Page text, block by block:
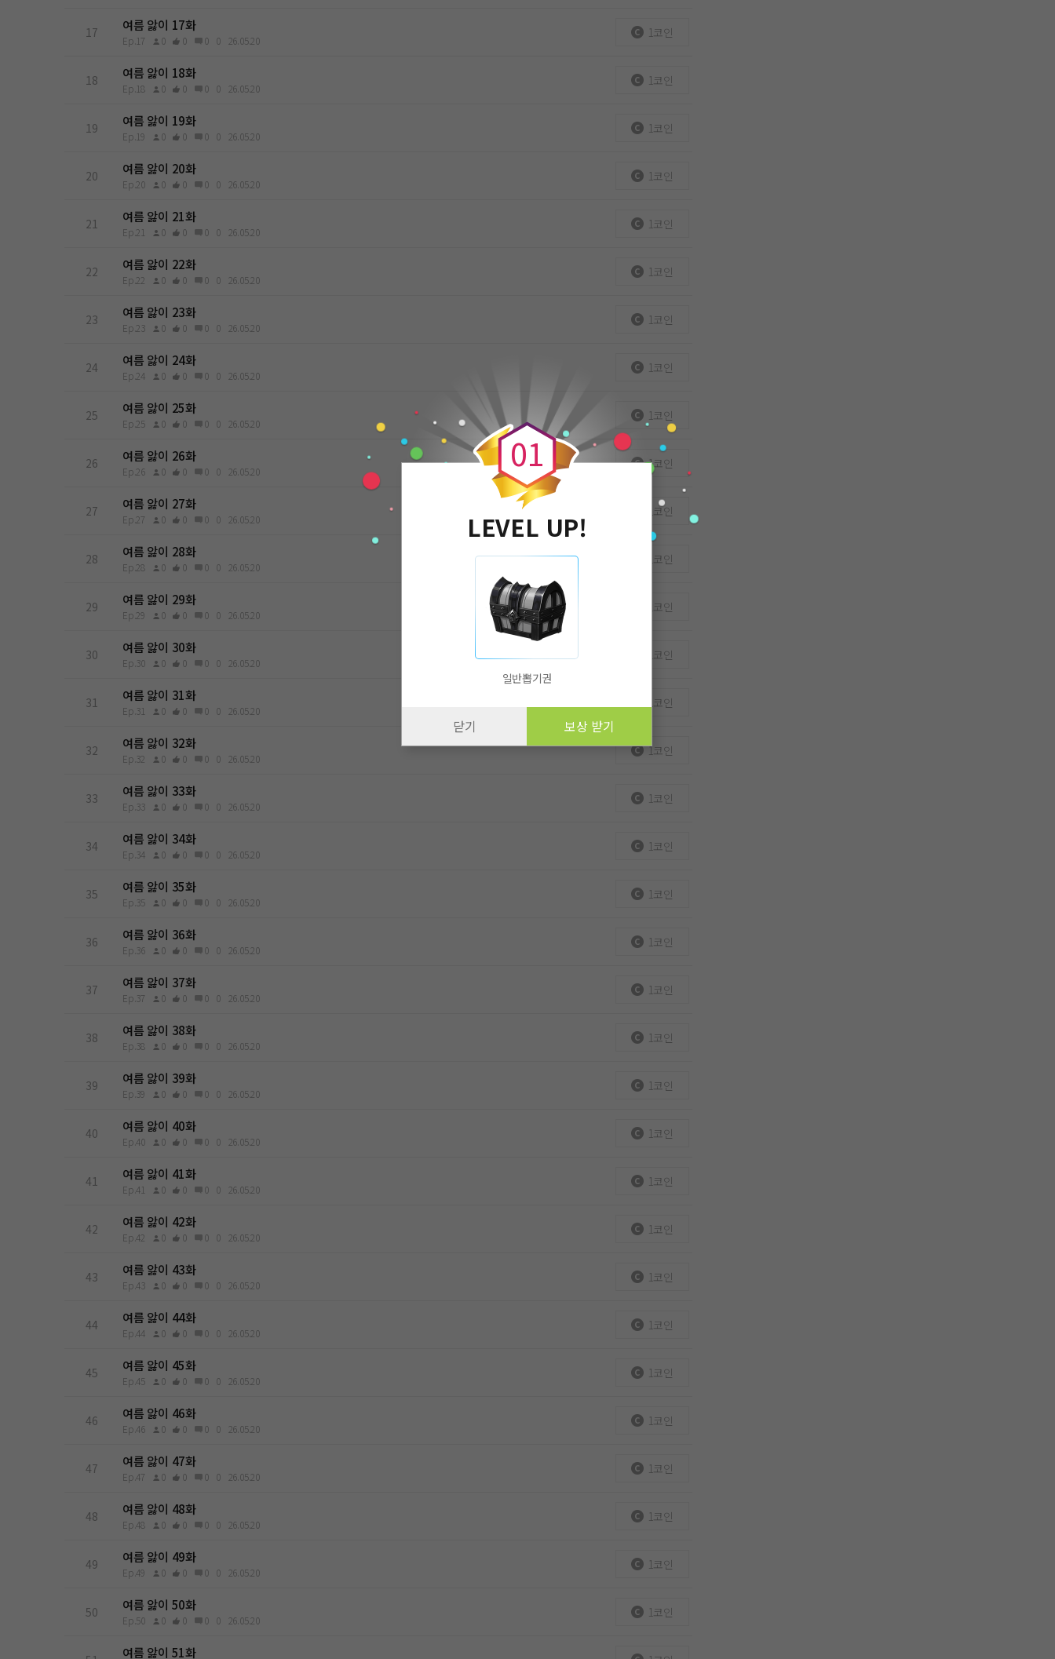
17 여름 앓이 17화
Ep.17 0 0 0 0 26.05.20
1코인
18 여름 앓이 18화
Ep.18 0 0 0 0 26.05.20
1코인
19 여름 앓이 19화
Ep.19 0 0 0 0 26.05.20
1코인
20 여름 앓이 20화
Ep.20 0 0 0 0 26.05.20
1코인
21 여름 앓이 21화
Ep.21 0 0 0 0 26.05.20
1코인
22 여름 앓이 22화
Ep.22 0 0 0 0 26.05.20
1코인
23 여름 앓이 23화
Ep.23 0 0 0 0 26.05.20
1코인
24 여름 앓이 24화
Ep.24 0 0 0 0 26.05.20
1코인
25 여름 앓이 25화
Ep.25 0 0 0 0 26.05.20
1코인
26 여름 앓이 26화
Ep.26 0 0 0 0 26.05.20
1코인
27 여름 앓이 27화
Ep.27 0 0 0 0 26.05.20
1코인
28 여름 앓이 28화
Ep.28 0 0 0 0 26.05.20
1코인
29 여름 앓이 29화
Ep.29 0 0 0 0 26.05.20
1코인
30 여름 앓이 30화
Ep.30 0 0 0 0 26.05.20
1코인
31 여름 앓이 31화
Ep.31 0 0 0 0 26.05.20
1코인
32 여름 앓이 32화
Ep.32 0 0 0 0 26.05.20
1코인
33 여름 앓이 33화
Ep.33 0 0 0 0 26.05.20
1코인
34 여름 앓이 34화
Ep.34 0 0 0 0 26.05.20
1코인
35 여름 앓이 35화
Ep.35 0 0 0 0 26.05.20
1코인
36 여름 앓이 36화
Ep.36 0 0 0 0 26.05.20
1코인
37 여름 앓이 37화
Ep.37 0 0 0 0 26.05.20
1코인
38 여름 앓이 38화
Ep.38 0 0 0 0 26.05.20
1코인
39 여름 앓이 39화
Ep.39 0 0 0 0 26.05.20
1코인
40 여름 앓이 40화
Ep.40 0 0 0 0 26.05.20
1코인
41 여름 앓이 41화
Ep.41 0 0 0 0 26.05.20
1코인
42 여름 앓이 42화
Ep.42 0 0 0 0 26.05.20
1코인
43 여름 앓이 43화
Ep.43 0 0 0 0 26.05.20
1코인
44 여름 앓이 44화
Ep.44 0 0 0 0 26.05.20
1코인
45 여름 앓이 45화
Ep.45 0 0 0 0 26.05.20
1코인
46 여름 앓이 46화
Ep.46 0 0 0 0 26.05.20
1코인
47 여름 앓이 47화
Ep.47 0 0 0 0 26.05.20
1코인
48 여름 앓이 48화
Ep.48 0 0 0 0 26.05.20
1코인
49 여름 앓이 49화
Ep.49 0 0 0 0 26.05.20
1코인
50 여름 앓이 50화
Ep.50 0 0 0 0 26.05.20
1코인
여름 앓이 51화
0
0
1
LEVEL UP!
일반뽑기권
닫기 보상 받기